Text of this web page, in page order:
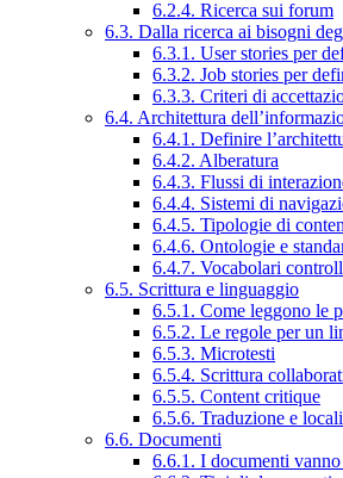
6.2.4. Ricerca sui forum
6.3. Dalla ricerca ai bisogni
6.3.1. User stories per
6.3.2. Job stories per
6.3.3. Criteri di
6.4. Architettura
6.4.1. Definire
6.4.2. Alberatura
6.4.3. Flussi di
6.4.4. Sistemi di
6.4.5. Tipologie di
6.4.6. Ontologie e
6.4.7. Vocabolari
6.5. Scrittura e linguaggio
6.5.1. Come leggono le
6.5.2. Le regole per un
6.5.3. Microtesti
6.5.4. Scrittura
6.5.5. Content critique
6.5.6. Traduzione e
6.6. Documenti
6.6.1. I documenti